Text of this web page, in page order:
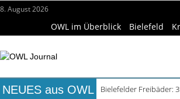
8. August 2026
OWL im Überblick Bielefeld
NEUES aus OWL
Bielefelder Freibäder: